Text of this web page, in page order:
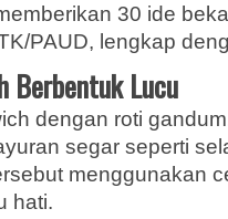
30 ide
PAUD, lengkap
Berbentuk Lucu
dengan roti
segar seperti
menggunakan
hati.